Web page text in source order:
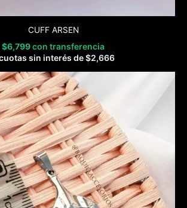
CUFF ARSEN
$6,799con transferencia
sin interés de$2,666